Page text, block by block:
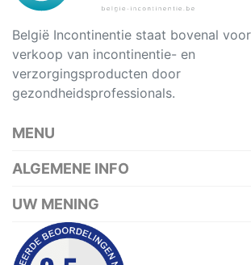
België Incontinentie staat bovenal
verkoop van incontinentie- en
verzorgingsproducten door
gezondheidsprofessionals.
MENU
ALGEMENE INFO
UW MENING